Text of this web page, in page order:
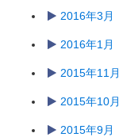
2016年3月
2016年1月
2015年11月
2015年10月
2015年9月